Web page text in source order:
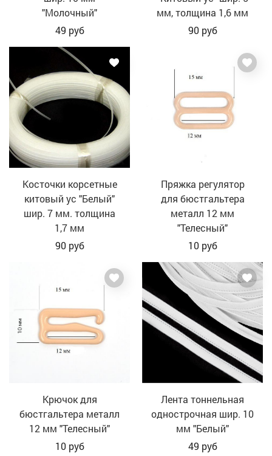
"Молочный"
49 руб
мм, толщина 1,6 мм
90руб
Косточки корсетные
китовый ус "Белый"
шир. 7 мм. толщина
1,7 мм
90руб
Пряжка регулятор
для бюстгальтера
металл 12 мм
"Телесный"
10руб
Крючок для
бюстгальтера металл
12 мм "Телесный"
10руб
Лента тоннельная
однострочная шир. 10
мм "Белый"
49 руб